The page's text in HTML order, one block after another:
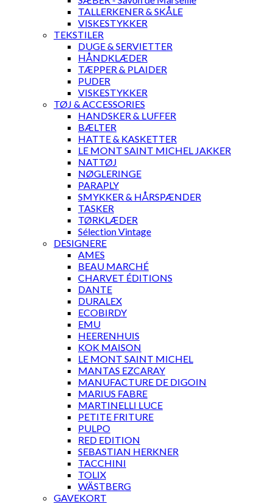
TALLERKENER & SKÅLE
VISKESTYKKER
TEKSTILER
DUGE & SERVIETTER
HÅNDKLÆDER
TÆPPER & PLAIDER
PUDER
VISKESTYKKER
TØJ & ACCESSORIES
HANDSKER & LUFFER
BÆLTER
HATTE & KASKETTER
LE MONT SAINT MICHEL JAKKER
NATTØJ
NØGLERINGE
PARAPLY
SMYKKER & HÅRSPÆNDER
TASKER
TØRKLÆDER
Sélection Vintage
DESIGNERE
AMES
BEAU MARCHÉ
CHARVET ÉDITIONS
DANTE
DURALEX
ECOBIRDY
EMU
HEERENHUIS
KOK MAISON
LE MONT SAINT MICHEL
MANTAS EZCARAY
MANUFACTURE DE DIGOIN
MARIUS FABRE
MARTINELLI LUCE
PETITE FRITURE
PULPO
RED EDITION
SEBASTIAN HERKNER
TACCHINI
TOLIX
WÄSTBERG
GAVEKORT